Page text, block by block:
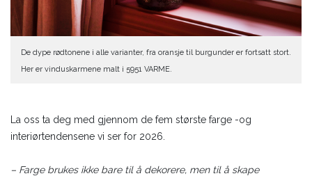
De dype rødtonene i alle varianter, fra oransje til burgunder er fortsatt stort.
Her er vinduskarmene malt i 5951 VARME.
La oss ta deg med gjennom de fem største farge -og
interiørtendensene vi ser for 2026.
– Farge brukes ikke bare til å dekorere, men til å skape